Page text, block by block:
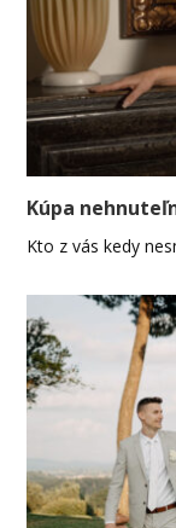
Kúpa
Kto z vás kedy